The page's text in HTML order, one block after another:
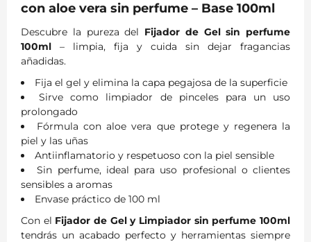
con aloe vera sin perfume – Base 100ml
Descubre la pureza del Fijador de Gel sin perfume
100ml – limpia, fija y cuida sin dejar fragancias
añadidas.
Fija el gel y elimina la capa pegajosa de la superficie
Sirve como limpiador de pinceles para un uso
prolongado
Fórmula con aloe vera que protege y regenera la
piel y las uñas
Antiinflamatorio y respetuoso con la piel sensible
Sin perfume, ideal para uso profesional o clientes
sensibles a aromas
Envase práctico de 100 ml
Con el Fijador de Gel y Limpiador sin perfume 100ml
tendrás un acabado perfecto y herramientas siempre